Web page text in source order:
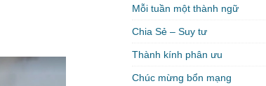
Mỗi tuần một thành ngữ
Chia Sẻ – Suy tư
Thành kính phân ưu
Chúc mừng bổn mạng